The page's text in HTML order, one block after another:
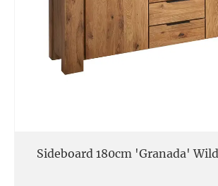
Sideboard 180cm 'Granada'